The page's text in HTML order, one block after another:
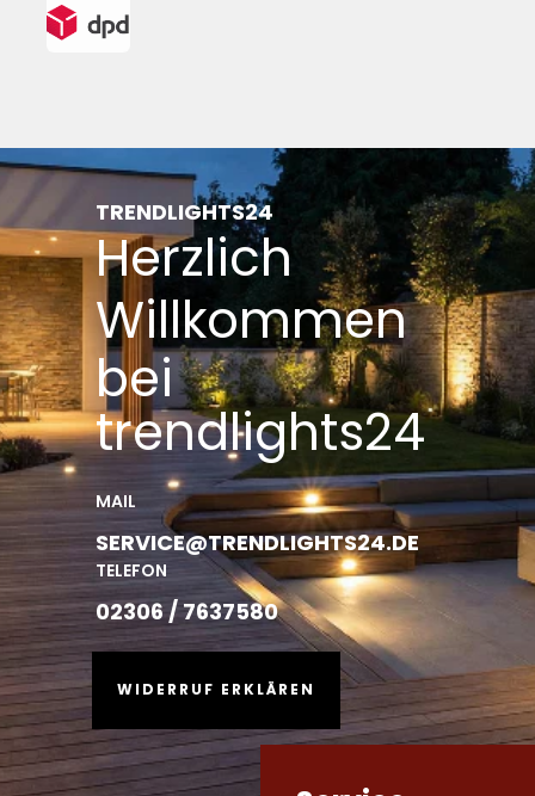
TRENDLIGHTS24
Herzlich
Willkommen
bei
trendlights24
MAIL
SERVICE@TRENDLIGHTS24.DE
TELEFON
02306 / 7637580
WIDERRUF ERKLÄREN